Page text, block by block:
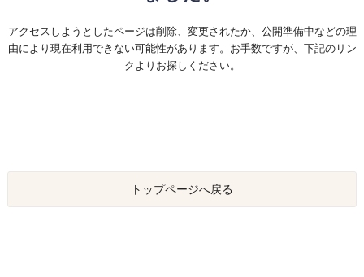
アクセスしようとしたページは削除、変更されたか、公開準備中などの理
由により現在利用できない可能性があります。お手数ですが、下記のリン
クよりお探しください。
トップページへ戻る